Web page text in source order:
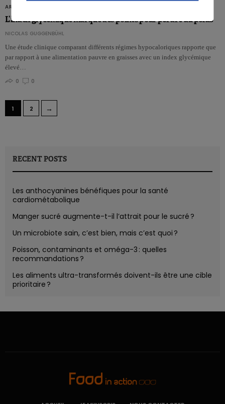
ARTICLES
L’index glycémique marque des points pour perdre du poids
NICOLAS GUGGENBÜHL
Une étude clinique comparant différents régimes hypocaloriques rapporte que
par rapport à une alimentation pauvre en graisses avec un index glycémique
élevé…
0
0
1 2 →
RECENT POSTS
Les anthocyanines bénéfiques pour la santé
cardiométabolique
Manger sucré augmente-t-il l’attrait pour le sucré ?
Un microbiote sain, c’est bien, mais c’est quoi ?
Poisson, contaminants et oméga-3 : quelles
recommandations ?
Les aliments ultra-transformés doivent-ils être une cible
prioritaire ?